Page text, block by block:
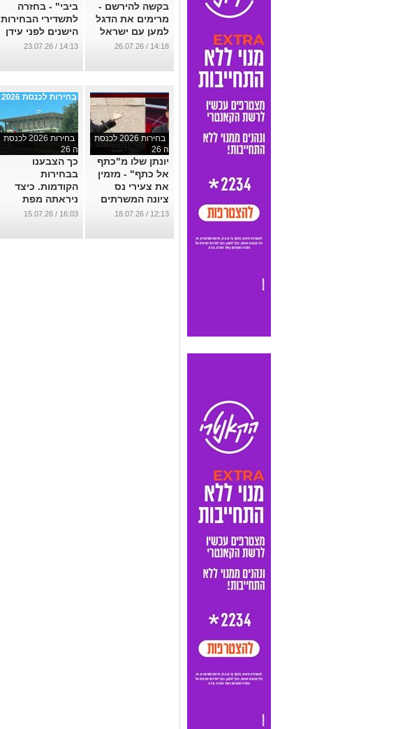
בקשה להירשם -
מרימים את הדגל
למען עם ישראל
תורת ישראל וארץ
...
14:18 / 26.07.26
ביבי" - בחזרה
לתשדירי הבחירות
הישנים לפני עידן
הרשתות
...
14:13 / 23.07.26
בחירות 2026 לכנסת
ה 26
יונתן שלו מ"כתף
אל כתף" - מזמין
את צעירי נס
ציונה המשרתים
לשיחה על עתיד
...
12:13 / 18.07.26
בחירות 2026 לכנסת
ה 26
כך הצבענו
בבחירות
הקודמות. כיצד
ניראתה מפת
הגושים בנס ציונה
...
16:03 / 15.07.26